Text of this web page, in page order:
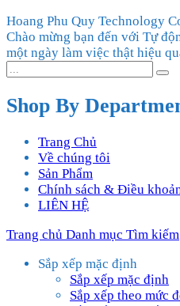
Hoang Phu Quy Technology
Chào mừng bạn đến với Tự
một ngày làm việc thật hiệu
Shop By
Trang Chủ
Về chúng tôi
Sản Phẩm
Chính sách & Điều
LIÊN HỆ
Trang chủ Danh mục Tìm kiếm
Sắp xếp mặc định
Sắp xếp mặc định
Sắp xếp theo mức